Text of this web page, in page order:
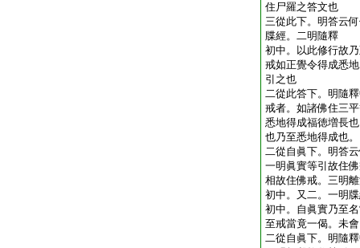
住尸羅之答文也
三從此下。明答云
牒經。二明隨釋
初中。以此修行故
戒如正覺令得成悉
引之也
二從此答下。明隨
戒者。如諸佛住三
悉地得成福徳増長
也乃至悉地得成也
二從自眞下。明答
一明眞實等引故住
相故住佛戒。三明
初中。又二。一明
初中。自眞實乃至
至戒當竟一偈。未
二從自眞下。明隨